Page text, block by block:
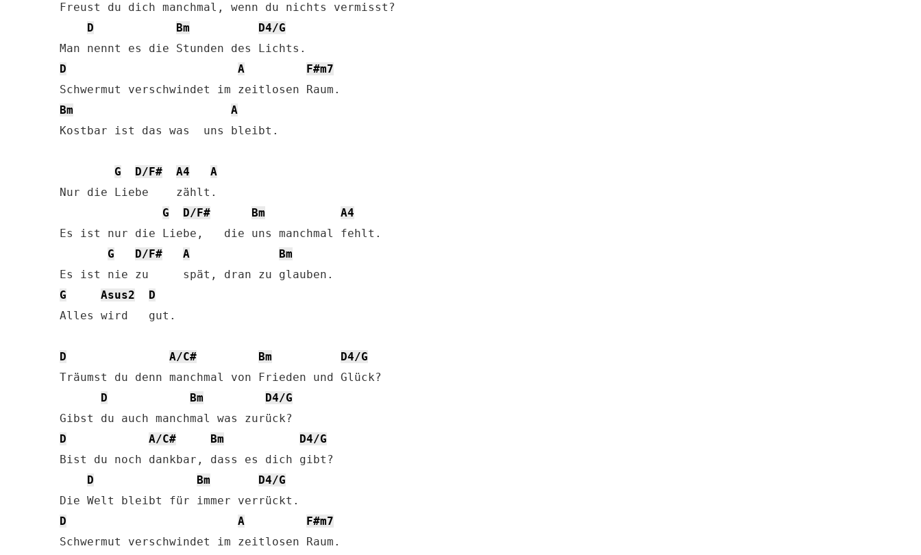
Freust du dich manchmal, wenn du nichts vermisst?
D
Bm
D4/G
D
A
F#m7
Bm
A
Kostbar ist das was  uns bleibt.
G D/F# A4
A
Nur die Liebe    zählt.
G
D/F# Bm
A4
Es ist nur die Liebe,   die uns manchmal fehlt.
G
D/F# A
Bm
G
Asus2
D
Alles wird   gut.
D A/C# Bm
D4/G
Träumst du denn manchmal von Frieden und Glück?
D
Bm
D4/G
D
A/C# Bm
D4/G
Bist du noch dankbar, dass es dich gibt?
D
Bm
D4/G
D
A
F#m7